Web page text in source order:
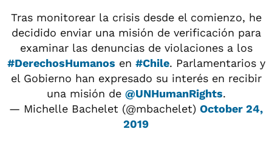
Tras monitorear la crisis desde el comienzo, he
decidido enviar una misión de verificación para
examinar las denuncias de violaciones a los
#DerechosHumanos en #Chile. Parlamentarios y
el Gobierno han expresado su interés en recibir
una misión de @UNHumanRights.
— Michelle Bachelet (@mbachelet) October 24,
2019